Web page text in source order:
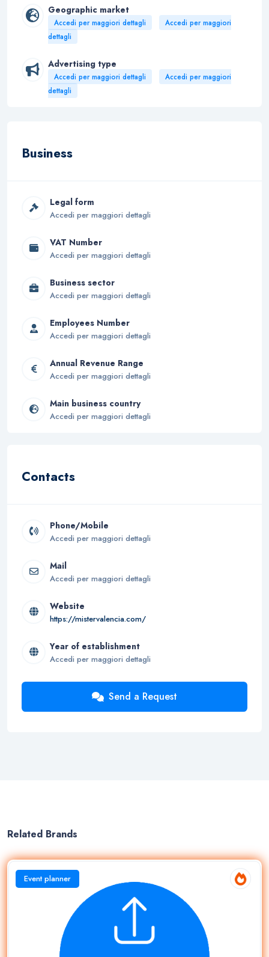
Geographic market
Accedi per maggiori dettagli
Accedi per maggiori
dettagli
Advertising type
Accedi per maggiori dettagli
Accedi per maggiori
dettagli
Business
Legal form
Accedi per maggiori dettagli
VAT Number
Accedi per maggiori dettagli
Business sector
Accedi per maggiori dettagli
Employees Number
Accedi per maggiori dettagli
Annual Revenue Range
Accedi per maggiori dettagli
Main business country
Accedi per maggiori dettagli
Contacts
Phone/Mobile
Accedi per maggiori dettagli
Mail
Accedi per maggiori dettagli
Website
https://mistervalencia.com/
Year of establishment
Accedi per maggiori dettagli
Send a Request
Related Brands
Event planner